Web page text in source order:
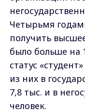
Четырьмя
получить
было больше на
статус
из них в
7,8 тыс. и в
человек.